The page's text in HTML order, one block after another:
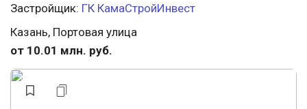
Застройщик: ГК КамаСтройИнвест
Казань, Портовая улица
от 10.01 млн. руб.